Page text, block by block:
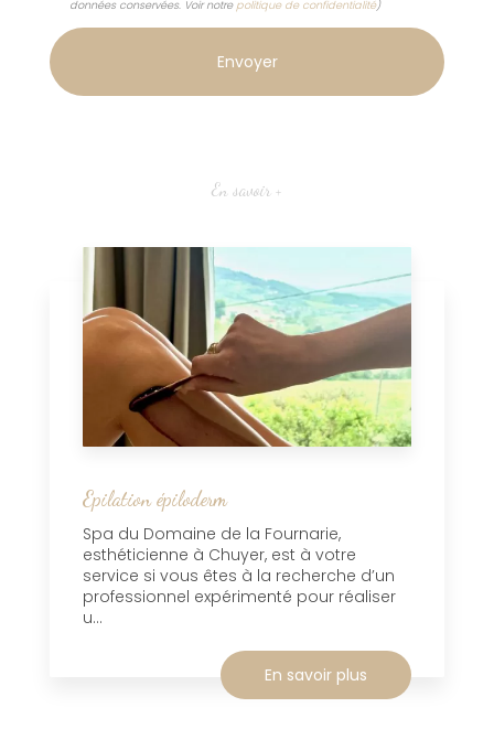
données conservées. Voir notre politique de confidentialité)
En savoir +
Epilation épiloderm
Spa du Domaine de la Fournarie,
esthéticienne à Chuyer, est à votre
service si vous êtes à la recherche d’un
professionnel expérimenté pour réaliser
u...
En savoir plus